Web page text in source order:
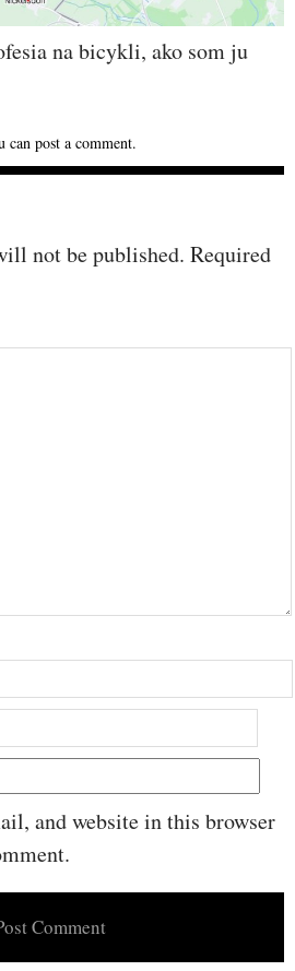
na bicykli, ako som ju
can post a comment.
not be published. Required
and website in this browser